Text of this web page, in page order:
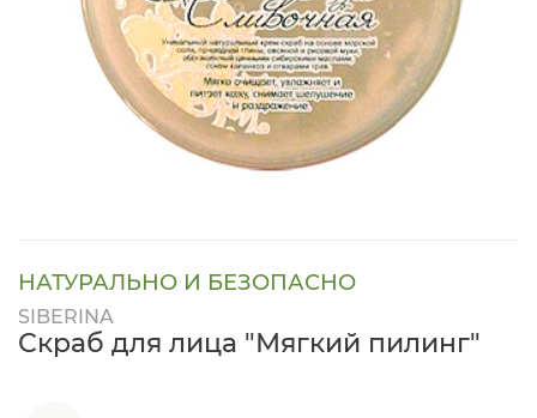
НАТУРАЛЬНО И БЕЗОПАСНО
SIBERINA
Скраб для лица "Мягкий пилинг"